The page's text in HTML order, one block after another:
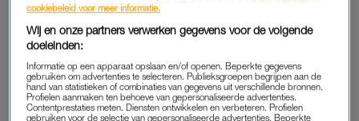
JOSEF B.
Maandag hield de politie direct de 58-jarige Oostenrijker
. aan. Hij is de huurder van het pand in Ruinerwold. Wat zijn
precieze relatie tot het gezin verder was, is nog niet duidelijk.
cookiebeleid voor meer informatie.
Wij en onze partners verwerken gegevens voor de volgende
doeleinden:
Informatie op een apparaat opslaan en/of openen. Beperkte gegevens
gebruiken om advertenties te selecteren. Publieksgroepen begrijpen aan de
hand van statistieken of combinaties van gegevens uit verschillende bronnen.
Profielen aanmaken ten behoeve van gepersonaliseerde advertenties.
Contentprestaties meten. Diensten ontwikkelen en verbeteren. Profielen
gebruiken voor de selectie van gepersonaliseerde advertenties. Beperkte